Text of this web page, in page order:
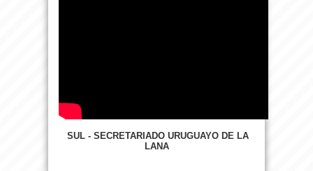
SUL - SECRETARIADO URUGUAYO DE LA
LANA